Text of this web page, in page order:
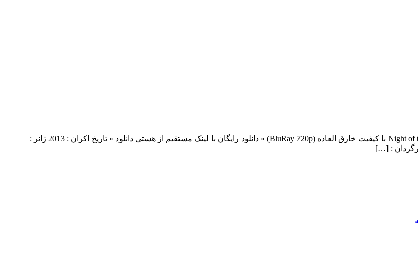
دانلود فیلم Night of the Templar 2013 لینک مستقیم دانلود فیلم Night of the Templar 2013 با کیفیت خارق العاده (BluRay 720p) « دانلود رایگان با لینک مستقیم از هستی دانلود » تاریخ اکران : 2013 ژانر :